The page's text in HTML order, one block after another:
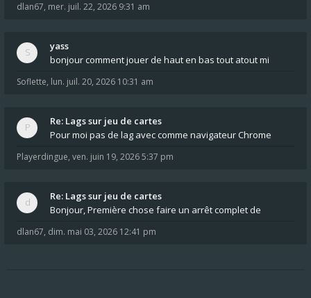
dlan67, mer. juil. 22, 2026 9:31 am
yass
bonjour comment jouer de haut en bas tout atout mi
Soflette, lun. juil. 20, 2026 10:31 am
Re: Lags sur jeu de cartes
Pour moi pas de lag avec comme navigateur Chrome
Playerdingue, ven. juin 19, 2026 5:37 pm
Re: Lags sur jeu de cartes
Bonjour, Première chose faire un arrêt complet de
dlan67, dim. mai 03, 2026 12:41 pm